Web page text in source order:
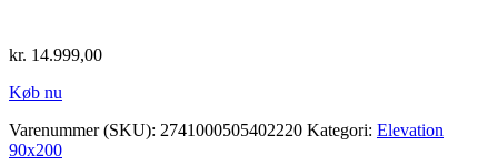
kr. 14.999,00
Køb nu
Varenummer (SKU): 2741000505402220 Kategori: Elevation
90x200